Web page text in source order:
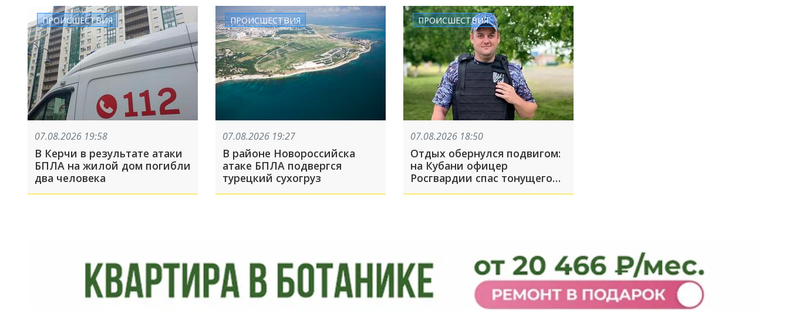
недолгой
ПРОИСШЕСТВИЯ
07.08.2026 19:58
В Керчи в результате атаки
БПЛА на жилой дом погибли
два человека
ПРОИСШЕСТВИЯ
07.08.2026 19:27
В районе Новороссийска
атаке БПЛА подвергся
турецкий сухогруз
ПРОИСШЕСТВИЯ
07.08.2026 18:50
Отдых обернулся подвигом:
на Кубани офицер
Росгвардии спас тонущего
мальчика на Должанской